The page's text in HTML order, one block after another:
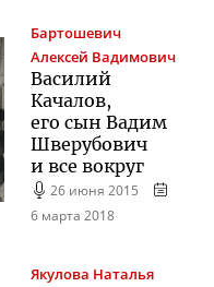
Бартошевич
Алексей Вадимович
Василий
Качалов,
его сын Вадим
Шверубович
и все вокруг
26 июня 2015
6 марта 2018
Якулова Наталья